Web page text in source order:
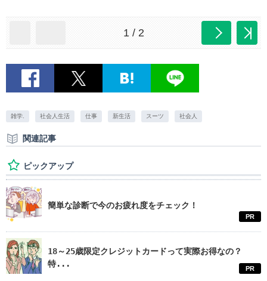
1 / 2
雑学. 社会人生活 仕事 新生活 スーツ 社会人
関連記事
ピックアップ
簡単な診断で今のお疲れ度をチェック！
PR
18～25歳限定クレジットカードって実際お得なの？
特...
PR